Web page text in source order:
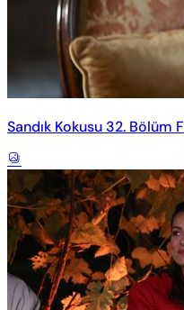
Sandık Kokusu 32. Bölüm